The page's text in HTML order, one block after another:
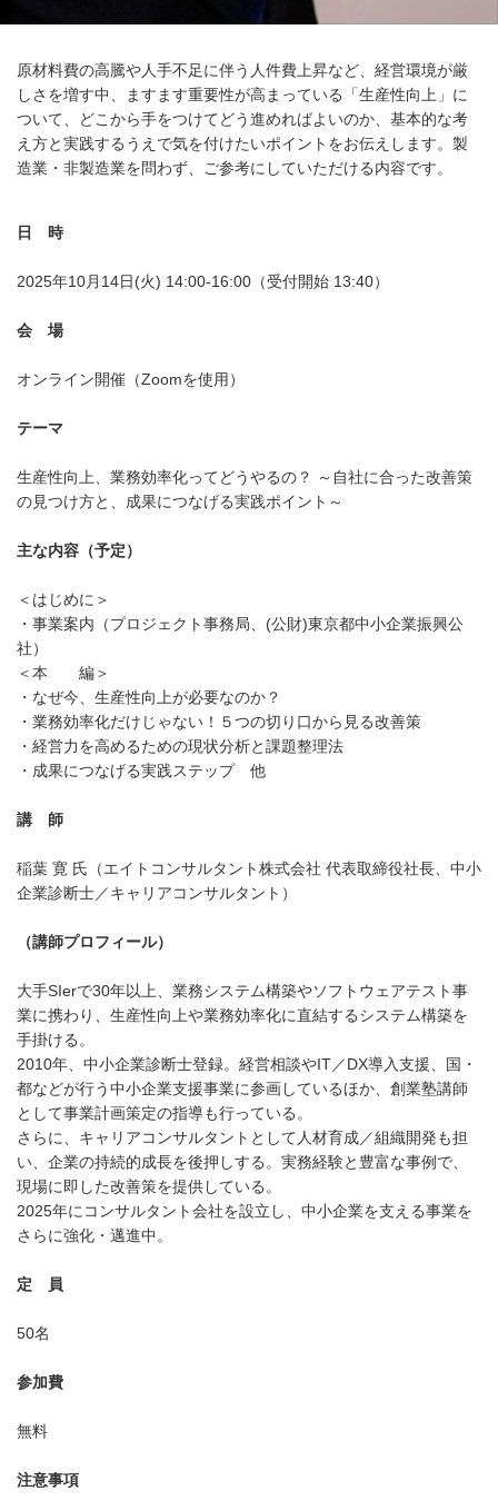
原材料費の高騰や人手不足に伴う人件費上昇など、経営環境が厳
しさを増す中、ますます重要性が高まっている「生産性向上」に
ついて、どこから手をつけてどう進めればよいのか、基本的な考
え方と実践するうえで気を付けたいポイントをお伝えします。製
造業・非製造業を問わず、ご参考にしていただける内容です。
日 時
2025年10月14日(火) 14:00-16:00（受付開始 13:40）
会 場
オンライン開催（Zoomを使用）
テーマ
生産性向上、業務効率化ってどうやるの？ ～自社に合った改善策
の見つけ方と、成果につなげる実践ポイント～
主な内容（予定）
＜はじめに＞
・事業案内（プロジェクト事務局、(公財)東京都中小企業振興公
社）
＜本 編＞
・なぜ今、生産性向上が必要なのか？
・業務効率化だけじゃない！５つの切り口から見る改善策
・経営力を高めるための現状分析と課題整理法
・成果につなげる実践ステップ 他
講 師
稲葉 寛 氏（エイトコンサルタント株式会社 代表取締役社長、中小
企業診断士／キャリアコンサルタント）
（講師プロフィール）
大手SIerで30年以上、業務システム構築やソフトウェアテスト事
業に携わり、生産性向上や業務効率化に直結するシステム構築を
手掛ける。
2010年、中小企業診断士登録。経営相談やIT／DX導入支援、国・
都などが行う中小企業支援事業に参画しているほか、創業塾講師
として事業計画策定の指導も行っている。
さらに、キャリアコンサルタントとして人材育成／組織開発も担
い、企業の持続的成長を後押しする。実務経験と豊富な事例で、
現場に即した改善策を提供している。
2025年にコンサルタント会社を設立し、中小企業を支える事業を
さらに強化・邁進中。
定 員
50名
参加費
無料
注意事項